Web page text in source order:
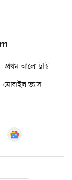
প্রথম আলো ট্রাস্ট
মোবাইল ভ্যাস